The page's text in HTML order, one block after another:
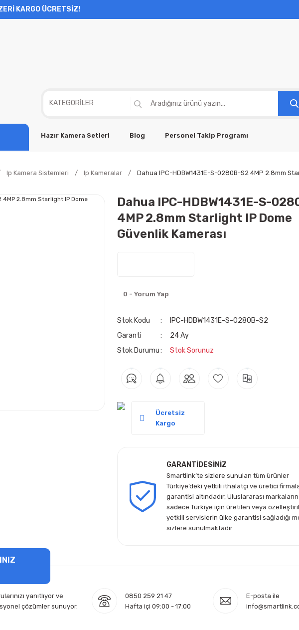
KARGO ÜCRETSİZ!
Hazır Kamera Setleri Blog Personel Takip Programı
Ip Kamera Sistemleri Ip Kameralar Dahua IPC-HDBW1431E-S-0280B-S2 4MP 2.8mm
Dahua IPC-HDBW1431E-S-
4MP 2.8mm Starlight IP Dome
Güvenlik Kamerası
0 - Yorum Yap
Stok Kodu
IPC-HDBW1431E-S-0280B-S2
Garanti
24 Ay
Stok Durumu
Stok Sorunuz
Ücretsiz
Kargo
GARANTİDESİNİZ
Smartlink’te sizlere sunulan tüm ürünler
Türkiye’deki yetkili ithalatçı ve üretici
garantisi altındadır, Uluslararası markaların
sadece Türkiye için üretilen veya
yetkili servislerin ülke garantisi sağladığı
sizlere sunulmaktadır.
yanıtlıyor ve
çözümler sunuyor.
0850 259 21 47
Hafta içi 09:00 - 17:00
E-posta ile